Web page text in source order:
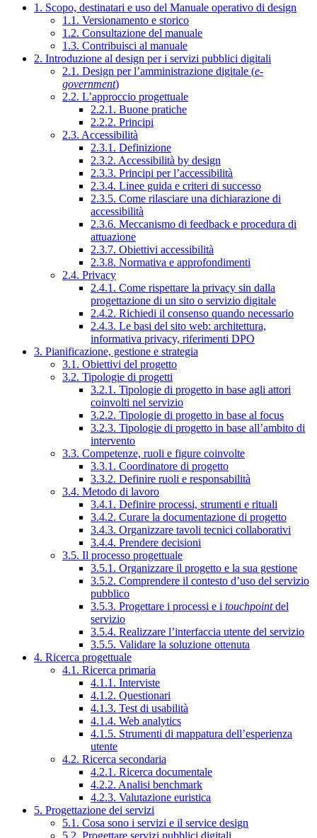
1. Scopo, destinatari e uso del Manuale operativo di design
1.1. Versionamento e storico
1.2. Consultazione del manuale
1.3. Contribuisci al manuale
2. Introduzione al design per i servizi pubblici digitali
2.1. Design per l’amministrazione digitale (e-
government)
2.2. L’approccio progettuale
2.2.1. Buone pratiche
2.2.2. Principi
2.3. Accessibilità
2.3.1. Definizione
2.3.2. Accessibilità by design
2.3.3. Principi per l’accessibilità
2.3.4. Linee guida e criteri di successo
2.3.5. Come rilasciare una dichiarazione di
accessibilità
2.3.6. Meccanismo di feedback e procedura di
attuazione
2.3.7. Obiettivi accessibilità
2.3.8. Normativa e approfondimenti
2.4. Privacy
2.4.1. Come rispettare la privacy sin dalla
progettazione di un sito o servizio digitale
2.4.2. Richiedi il consenso quando necessario
2.4.3. Le basi del sito web: architettura,
informativa privacy, riferimenti DPO
3. Pianificazione, gestione e strategia
3.1. Obiettivi del progetto
3.2. Tipologie di progetti
3.2.1. Tipologie di progetto in base agli attori
coinvolti nel servizio
3.2.2. Tipologie di progetto in base al focus
3.2.3. Tipologie di progetto in base all’ambito di
intervento
3.3. Competenze, ruoli e figure coinvolte
3.3.1. Coordinatore di progetto
3.3.2. Definire ruoli e responsabilità
3.4. Metodo di lavoro
3.4.1. Definire processi, strumenti e rituali
3.4.2. Curare la documentazione di progetto
3.4.3. Organizzare tavoli tecnici collaborativi
3.4.4. Prendere decisioni
3.5. Il processo progettuale
3.5.1. Organizzare il progetto e la sua gestione
3.5.2. Comprendere il contesto d’uso del servizio
pubblico
3.5.3. Progettare i processi e i touchpointdel
servizio
3.5.4. Realizzare l’interfaccia utente del servizio
3.5.5. Validare la soluzione ottenuta
4. Ricerca progettuale
4.1. Ricerca primaria
4.1.1. Interviste
4.1.2. Questionari
4.1.3. Test di usabilità
4.1.4. Web analytics
4.1.5. Strumenti di mappatura dell’esperienza
utente
4.2. Ricerca secondaria
4.2.1. Ricerca documentale
4.2.2. Analisi benchmark
4.2.3. Valutazione euristica
5. Progettazione dei servizi
5.1. Cosa sono i servizi e il service design
5.2. Progettare servizi pubblici digitali